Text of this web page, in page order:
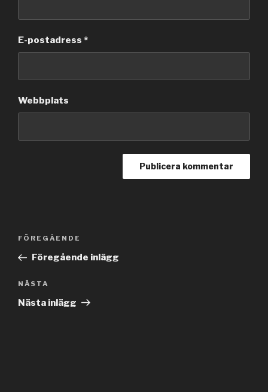
E-postadress *
Webbplats
Inläggsnavigering
Föregående
inlägg
FÖREGÅENDE
Föregående inlägg
Nästa
inlägg
NÄSTA
Nästa inlägg